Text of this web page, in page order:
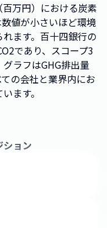
万円）における炭素
値が小さいほど環境
ます。百十四銀行の
であり、スコープ3
ラフはGHG排出量
の会社と業界内にお
ます。
ション